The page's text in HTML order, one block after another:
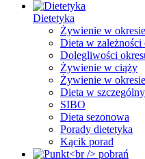
Dietetyka
Żywienie w
Dieta w zależności
Dolegliwości
Żywienie w ciąży
Żywienie w
Dieta w
SIBO
Dieta sezonowa
Porady dietetyka
Kącik porad